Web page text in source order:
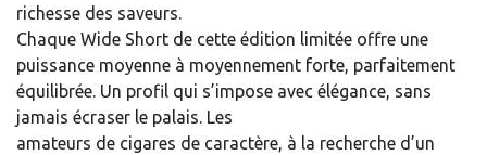
richesse des saveurs.
Chaque Wide Short de cette édition limitée offre une
puissance moyenne à moyennement forte, parfaitement
équilibrée. Un profil qui s’impose avec élégance, sans
jamais écraser le palais. Les
amateurs de cigares de caractère, à la recherche d’un